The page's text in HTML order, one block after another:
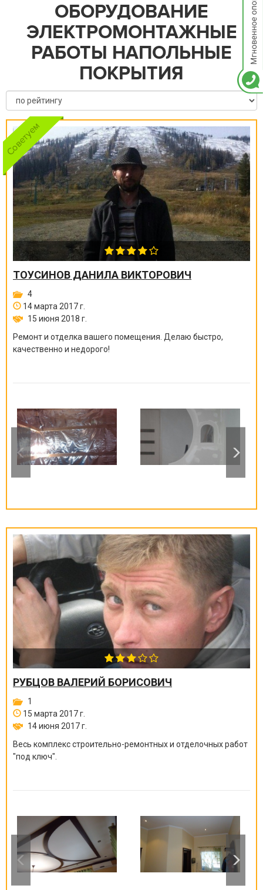
ОБОРУДОВАНИЕ
ЭЛЕКТРОМОНТАЖНЫЕ
РАБОТЫ НАПОЛЬНЫЕ
ПОКРЫТИЯ
ТОУСИНОВ ДАНИЛА ВИКТОРОВИЧ
4
14 марта 2017 г.
15 июня 2018 г.
Ремонт и отделка вашего помещения. Делаю быстро,
качественно и недорого!
РУБЦОВ ВАЛЕРИЙ БОРИСОВИЧ
1
15 марта 2017 г.
14 июня 2017 г.
Весь комплекс строительно-ремонтных и отделочных работ
"под ключ".